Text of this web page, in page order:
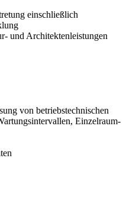
einschließlich
und Architektenleistungen
von betriebstechnischen
Einzelraum-